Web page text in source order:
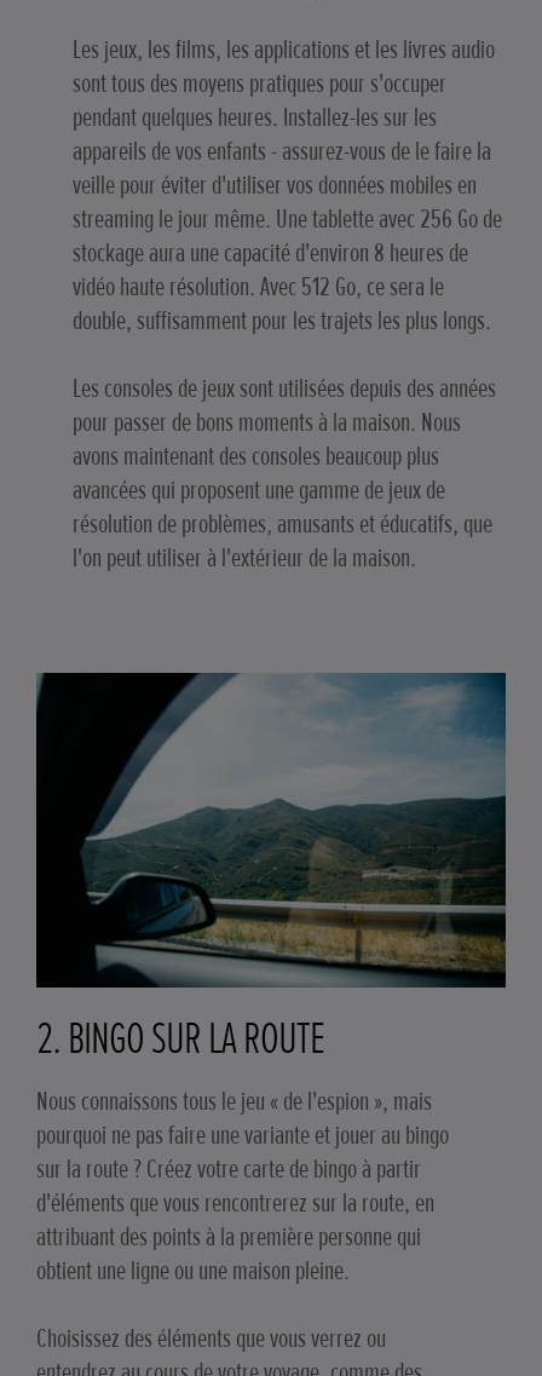
Les jeux, les films, les applications et les livres audio
sont tous des moyens pratiques pour s'occuper
pendant quelques heures. Installez-les sur les
appareils de vos enfants - assurez-vous de le faire la
veille pour éviter d'utiliser vos données mobiles en
streaming le jour même. Une tablette avec 256 Go de
stockage aura une capacité d'environ 8 heures de
vidéo haute résolution. Avec 512 Go, ce sera le
double, suffisamment pour les trajets les plus longs.
Les consoles de jeux sont utilisées depuis des années
pour passer de bons moments à la maison. Nous
avons maintenant des consoles beaucoup plus
avancées qui proposent une gamme de jeux de
résolution de problèmes, amusants et éducatifs, que
l'on peut utiliser à l'extérieur de la maison.
2. BINGO SUR LA ROUTE
Nous connaissons tous le jeu « de l'espion », mais
pourquoi ne pas faire une variante et jouer au bingo
sur la route ? Créez votre carte de bingo à partir
d'éléments que vous rencontrerez sur la route, en
attribuant des points à la première personne qui
obtient une ligne ou une maison pleine.
Choisissez des éléments que vous verrez ou